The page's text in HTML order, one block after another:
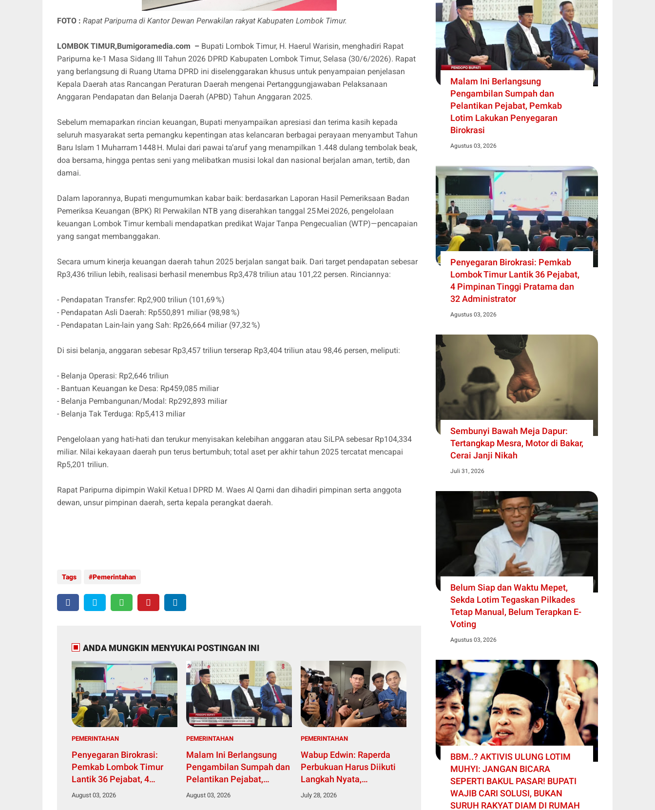
FOTO : Rapat Paripurna di Kantor Dewan Perwakilan rakyat Kabupaten Lombok Timur.
LOMBOK TIMUR,Bumigoramedia.com – Bupati Lombok Timur, H. Haerul Warisin, menghadiri Rapat
Paripurna ke‑1 Masa Sidang III Tahun 2026 DPRD Kabupaten Lombok Timur, Selasa (30/6/2026). Rapat
yang berlangsung di Ruang Utama DPRD ini diselenggarakan khusus untuk penyampaian penjelasan
Kepala Daerah atas Rancangan Peraturan Daerah mengenai Pertanggungjawaban Pelaksanaan
Anggaran Pendapatan dan Belanja Daerah (APBD) Tahun Anggaran 2025.
Sebelum memaparkan rincian keuangan, Bupati menyampaikan apresiasi dan terima kasih kepada
seluruh masyarakat serta pemangku kepentingan atas kelancaran berbagai perayaan menyambut Tahun
Baru Islam 1 Muharram 1448 H. Mulai dari pawai ta’aruf yang menampilkan 1.448 dulang tembolak beak,
doa bersama, hingga pentas seni yang melibatkan musisi lokal dan nasional berjalan aman, tertib, dan
damai.
Dalam laporannya, Bupati mengumumkan kabar baik: berdasarkan Laporan Hasil Pemeriksaan Badan
Pemeriksa Keuangan (BPK) RI Perwakilan NTB yang diserahkan tanggal 25 Mei 2026, pengelolaan
keuangan Lombok Timur kembali mendapatkan predikat Wajar Tanpa Pengecualian (WTP)—pencapaian
yang sangat membanggakan.
Secara umum kinerja keuangan daerah tahun 2025 berjalan sangat baik. Dari target pendapatan sebesar
Rp3,436 triliun lebih, realisasi berhasil menembus Rp3,478 triliun atau 101,22 persen. Rinciannya:
- Pendapatan Transfer: Rp2,900 triliun (101,69 %)
- Pendapatan Asli Daerah: Rp550,891 miliar (98,98 %)
- Pendapatan Lain‑lain yang Sah: Rp26,664 miliar (97,32 %)
Di sisi belanja, anggaran sebesar Rp3,457 triliun terserap Rp3,404 triliun atau 98,46 persen, meliputi:
- Belanja Operasi: Rp2,646 triliun
- Bantuan Keuangan ke Desa: Rp459,085 miliar
- Belanja Pembangunan/Modal: Rp292,893 miliar
- Belanja Tak Terduga: Rp5,413 miliar
Pengelolaan yang hati‑hati dan terukur menyisakan kelebihan anggaran atau SiLPA sebesar Rp104,334
miliar. Nilai kekayaan daerah pun terus bertumbuh; total aset per akhir tahun 2025 tercatat mencapai
Rp5,201 triliun.
Rapat Paripurna dipimpin Wakil Ketua I DPRD M. Waes Al Qarni dan dihadiri pimpinan serta anggota
dewan, unsur pimpinan daerah, serta kepala perangkat daerah.
Tags Pemerintahan
ANDA MUNGKIN MENYUKAI POSTINGAN INI
PEMERINTAHAN
Penyegaran Birokrasi:
Pemkab Lombok Timur
Lantik 36 Pejabat, 4
Pimpinan Tinggi Pratama
August 03, 2026
PEMERINTAHAN
Malam Ini Berlangsung
Pengambilan Sumpah dan
Pelantikan Pejabat,
Pemkab Lotim Lakukan
August 03, 2026
PEMERINTAHAN
Wabup Edwin: Raperda
Perbukuan Harus Diikuti
Langkah Nyata,
Perpustakaan Harus Jadi
July 28, 2026
Malam Ini Berlangsung
Pengambilan Sumpah dan
Pelantikan Pejabat, Pemkab
Lotim Lakukan Penyegaran
Birokrasi
Agustus 03, 2026
Penyegaran Birokrasi: Pemkab
Lombok Timur Lantik 36 Pejabat,
4 Pimpinan Tinggi Pratama dan
32 Administrator
Agustus 03, 2026
Sembunyi Bawah Meja Dapur:
Tertangkap Mesra, Motor di Bakar,
Cerai Janji Nikah
Juli 31, 2026
Belum Siap dan Waktu Mepet,
Sekda Lotim Tegaskan Pilkades
Tetap Manual, Belum Terapkan E-
Voting
Agustus 03, 2026
BBM..? AKTIVIS ULUNG LOTIM
MUHYI: JANGAN BICARA
SEPERTI BAKUL PASAR! BUPATI
WAJIB CARI SOLUSI, BUKAN
SURUH RAKYAT DIAM DI RUMAH